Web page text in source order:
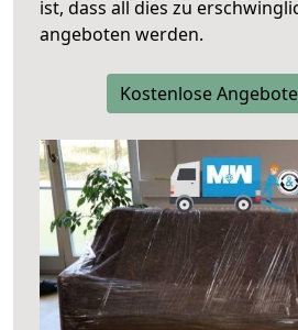
ist, dass all dies zu
angeboten werden.
Kostenlose